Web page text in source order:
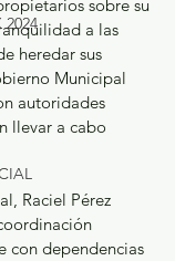
2024
sobre su
a las
heredar sus
Municipal
autoridades
llevar a cabo
Raciel Pérez
con dependencias